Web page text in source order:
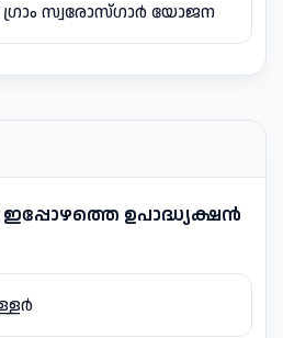
ഗ്രാം സ്വരോസ്ഗാർ യോജന
ഉപാദ്ധ്യക്ഷൻ